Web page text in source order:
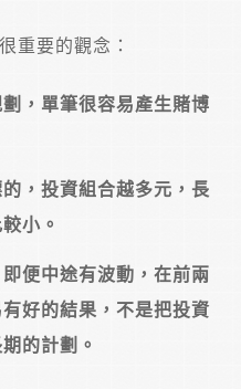
重要的觀念：
，單筆很容易產生賭博
，投資組合越多元，長
小。
便中途有波動，在前兩
好的結果，不是把投資
的計劃。